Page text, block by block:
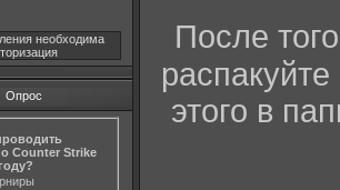
необходима
Опрос
Counter Strike
После
этого в